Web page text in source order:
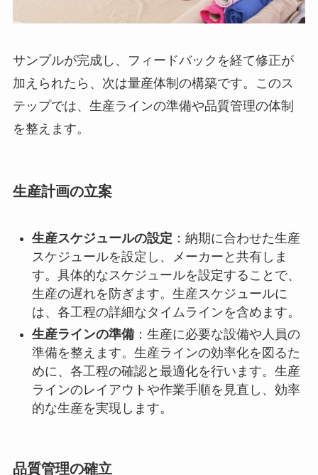
サンプルが完成し、フィードバックを経て修正が
加えられたら、次は量産体制の構築です。このス
テップでは、生産ラインの準備や品質管理の体制
を整えます。
生産計画の立案
生産スケジュールの設定 ：納期に合わせた生産
スケジュールを設定し、メーカーと共有しま
す。具体的なスケジュールを設定することで、
生産の遅れを防ぎます。生産スケジュールに
は、各工程の詳細なタイムラインを含めます。
生産ラインの準備：生産に必要な設備や人員の
準備を整えます。生産ラインの効率化を図るた
めに、各工程の確認と最適化を行います。生産
ラインのレイアウトや作業手順を見直し、効率
的な生産を実現します。
品質管理の確立